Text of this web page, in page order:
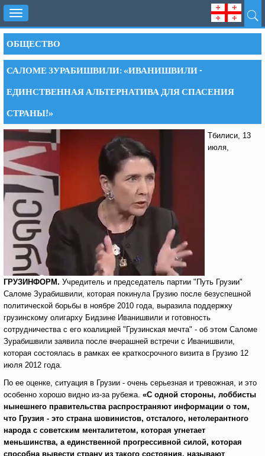
Toggle
navigation
ОБЩЕСТВО
САЛОМЕ ЗУРАБИШВИЛИ: «ИВАНИШВИЛИ -
ЕДИНСТВЕННАЯ АЛЬТЕРНАТИВА ДЛЯ СПАСЕНИЯ
СТРАНЫ!»
Тбилиси, 13
июля,
ГРУЗИНФОРМ. Учредитель и председатель партии "Путь Грузии"
Саломе Зурабишвили, которая покинула Грузию после безуспешной
политической борьбы в ноябре 2010 года, выразила поддержку
грузинскому олигарху Бидзине Иванишвили и готовность
сотрудничества с его коалицией "Грузинская мечта" - об этом Саломе
Зурабишвили заявила после вчерашней встречи с Иванишвили,
которая состоялась в рамках ее краткосрочного визита в Грузию 12
июля 2012 года.
По ее оценке, ситуация в Грузии - очень серьезная и тревожная, и это
особенно хорошо видно из-за рубежа. «С одной стороны, лоббисты
нынешнего правительства распространяют информации о том,
что Грузия - это страна шовинистов, отсталого, нетолерантного
народа с советским менталитетом, которая угнетает
меньшинства, а единственной прогрессивной силой, которая
способна вывести страну из такого состояния, называют